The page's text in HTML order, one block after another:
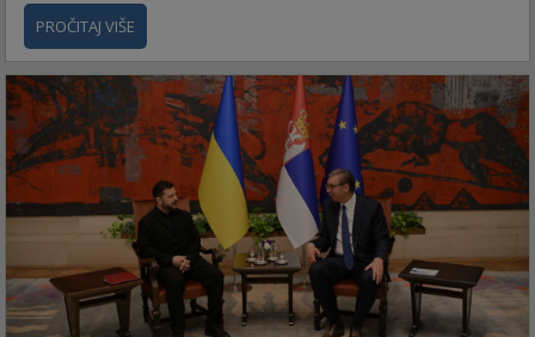
PROČITAJ VIŠE